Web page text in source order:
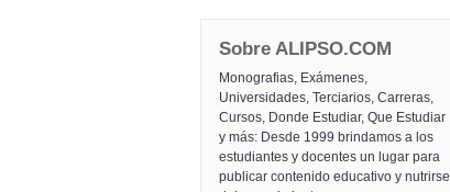
Sobre ALIPSO.COM
Monografias, Exámenes,
Universidades, Terciarios, Carreras,
Cursos, Donde Estudiar, Que Estudiar
y más: Desde 1999 brindamos a los
estudiantes y docentes un lugar para
publicar contenido educativo y nutrirse